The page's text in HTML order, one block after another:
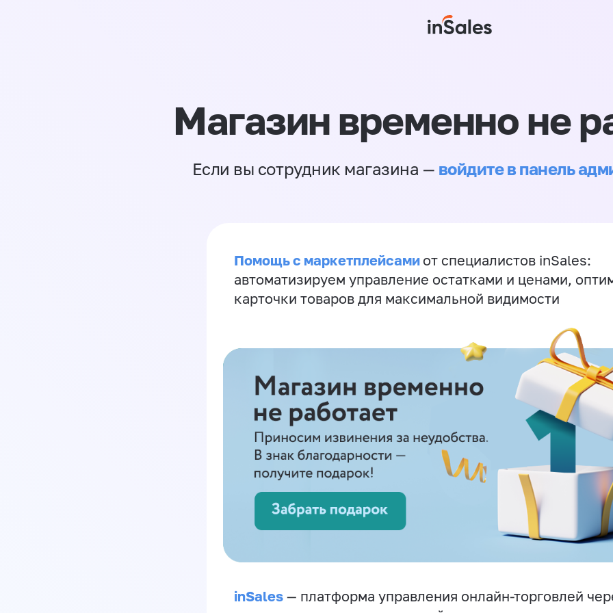
Магазин временно не
Если вы сотрудник магазина — войдите в панель
Помощь с маркетплейсами от специалистов inSales:
автоматизируем управление остатками и ценами,
карточки товаров для максимальной видимости
inSales — платформа управления онлайн-торговлей